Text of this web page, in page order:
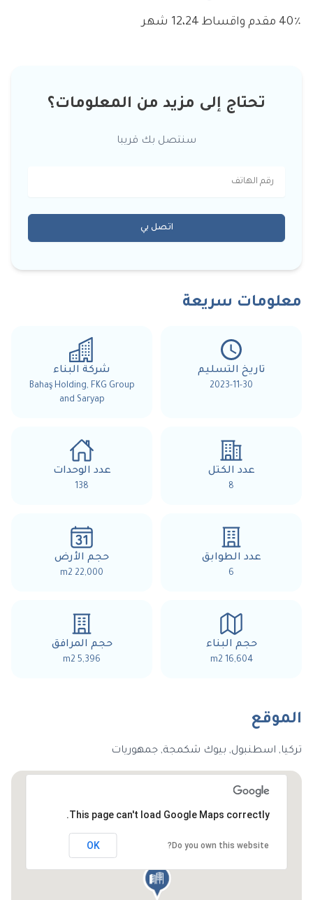
40٪ مقدم واقساط 12،24 شهر
تحتاج إلى مزيد من المعلومات؟
سنتصل بك قريبا
اتصل بي
معلومات سريعة
تاريخ التسليم
2023-11-30
شركة البناء
Bahaş Holding, FKG Group
and Saryap
عدد الكتل
8
عدد الوحدات
138
عدد الطوابق
6
حجم الأرض
22,000 m2
حجم البناء
16,604 m2
حجم المرافق
5,396 m2
الموقع
تركيا, اسطنبول, بيوك شكمجة, جمهوريات
This page can't load Google Maps correctly.
Do you own this website?
OK